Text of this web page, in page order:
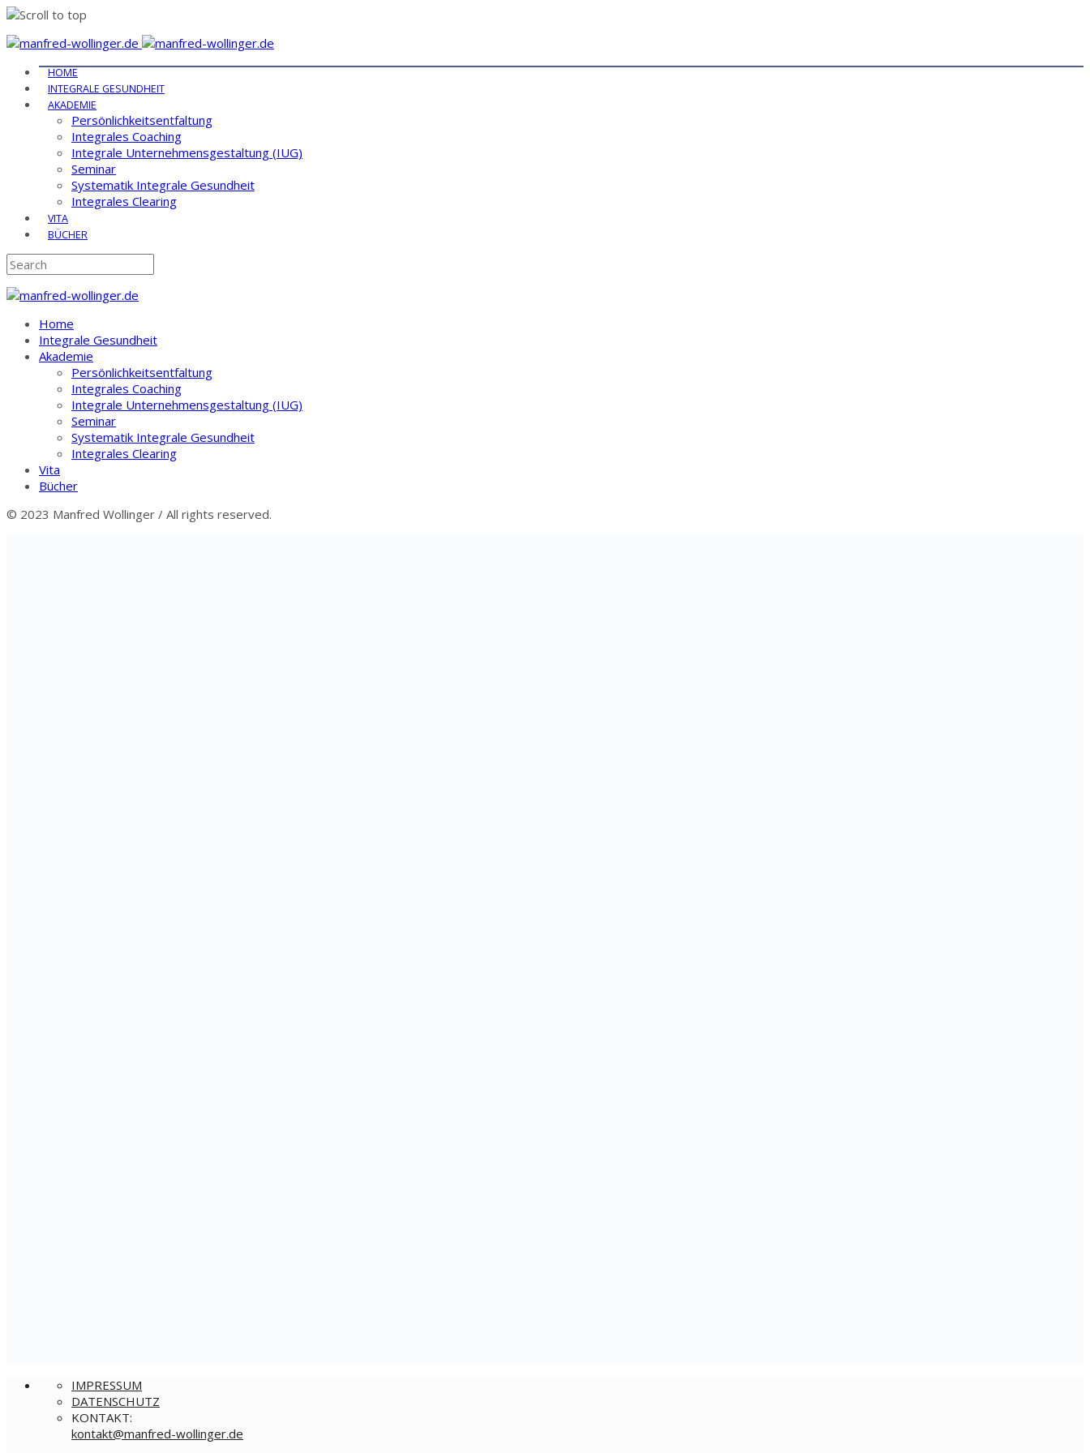
Skip
contentHOME
INTEGRALE GESUNDHEIT
AKADEMIE
Persönlichkeitsentfaltung
Integrales Coaching
Integrale Unternehmensgestaltung (IUG)
Seminar
Systematik Integrale Gesundheit
Integrales Clearing
VITA
BÜCHER
Home
Integrale Gesundheit
Akademie
Persönlichkeitsentfaltung
Integrales Coaching
Integrale Unternehmensgestaltung (IUG)
Seminar
Systematik Integrale Gesundheit
Integrales Clearing
Vita
Bücher
© 2023 Manfred Wollinger / All rights reserved.
IMPRESSUM
DATENSCHUTZ
KONTAKT:
ed.re
gnill
ow-de
rfnam
@tkat
nok